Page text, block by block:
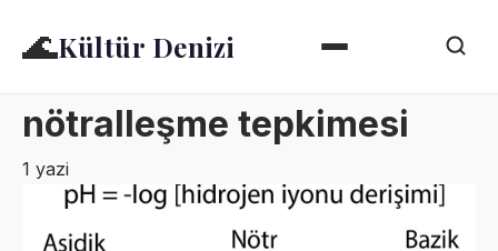
🌊Kültür Denizi
nötralleşme tepkimesi
1 yazi